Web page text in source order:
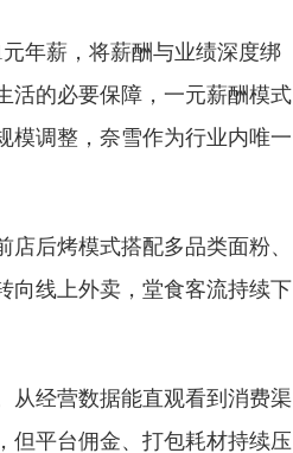
年薪，将薪酬与业绩深度绑
活的必要保障，一元薪酬模式
模调整，奈雪作为行业内唯一
后烤模式搭配多品类面粉、
向线上外卖，堂食客流持续下
从经营数据能直观看到消费渠
但平台佣金、打包耗材持续压